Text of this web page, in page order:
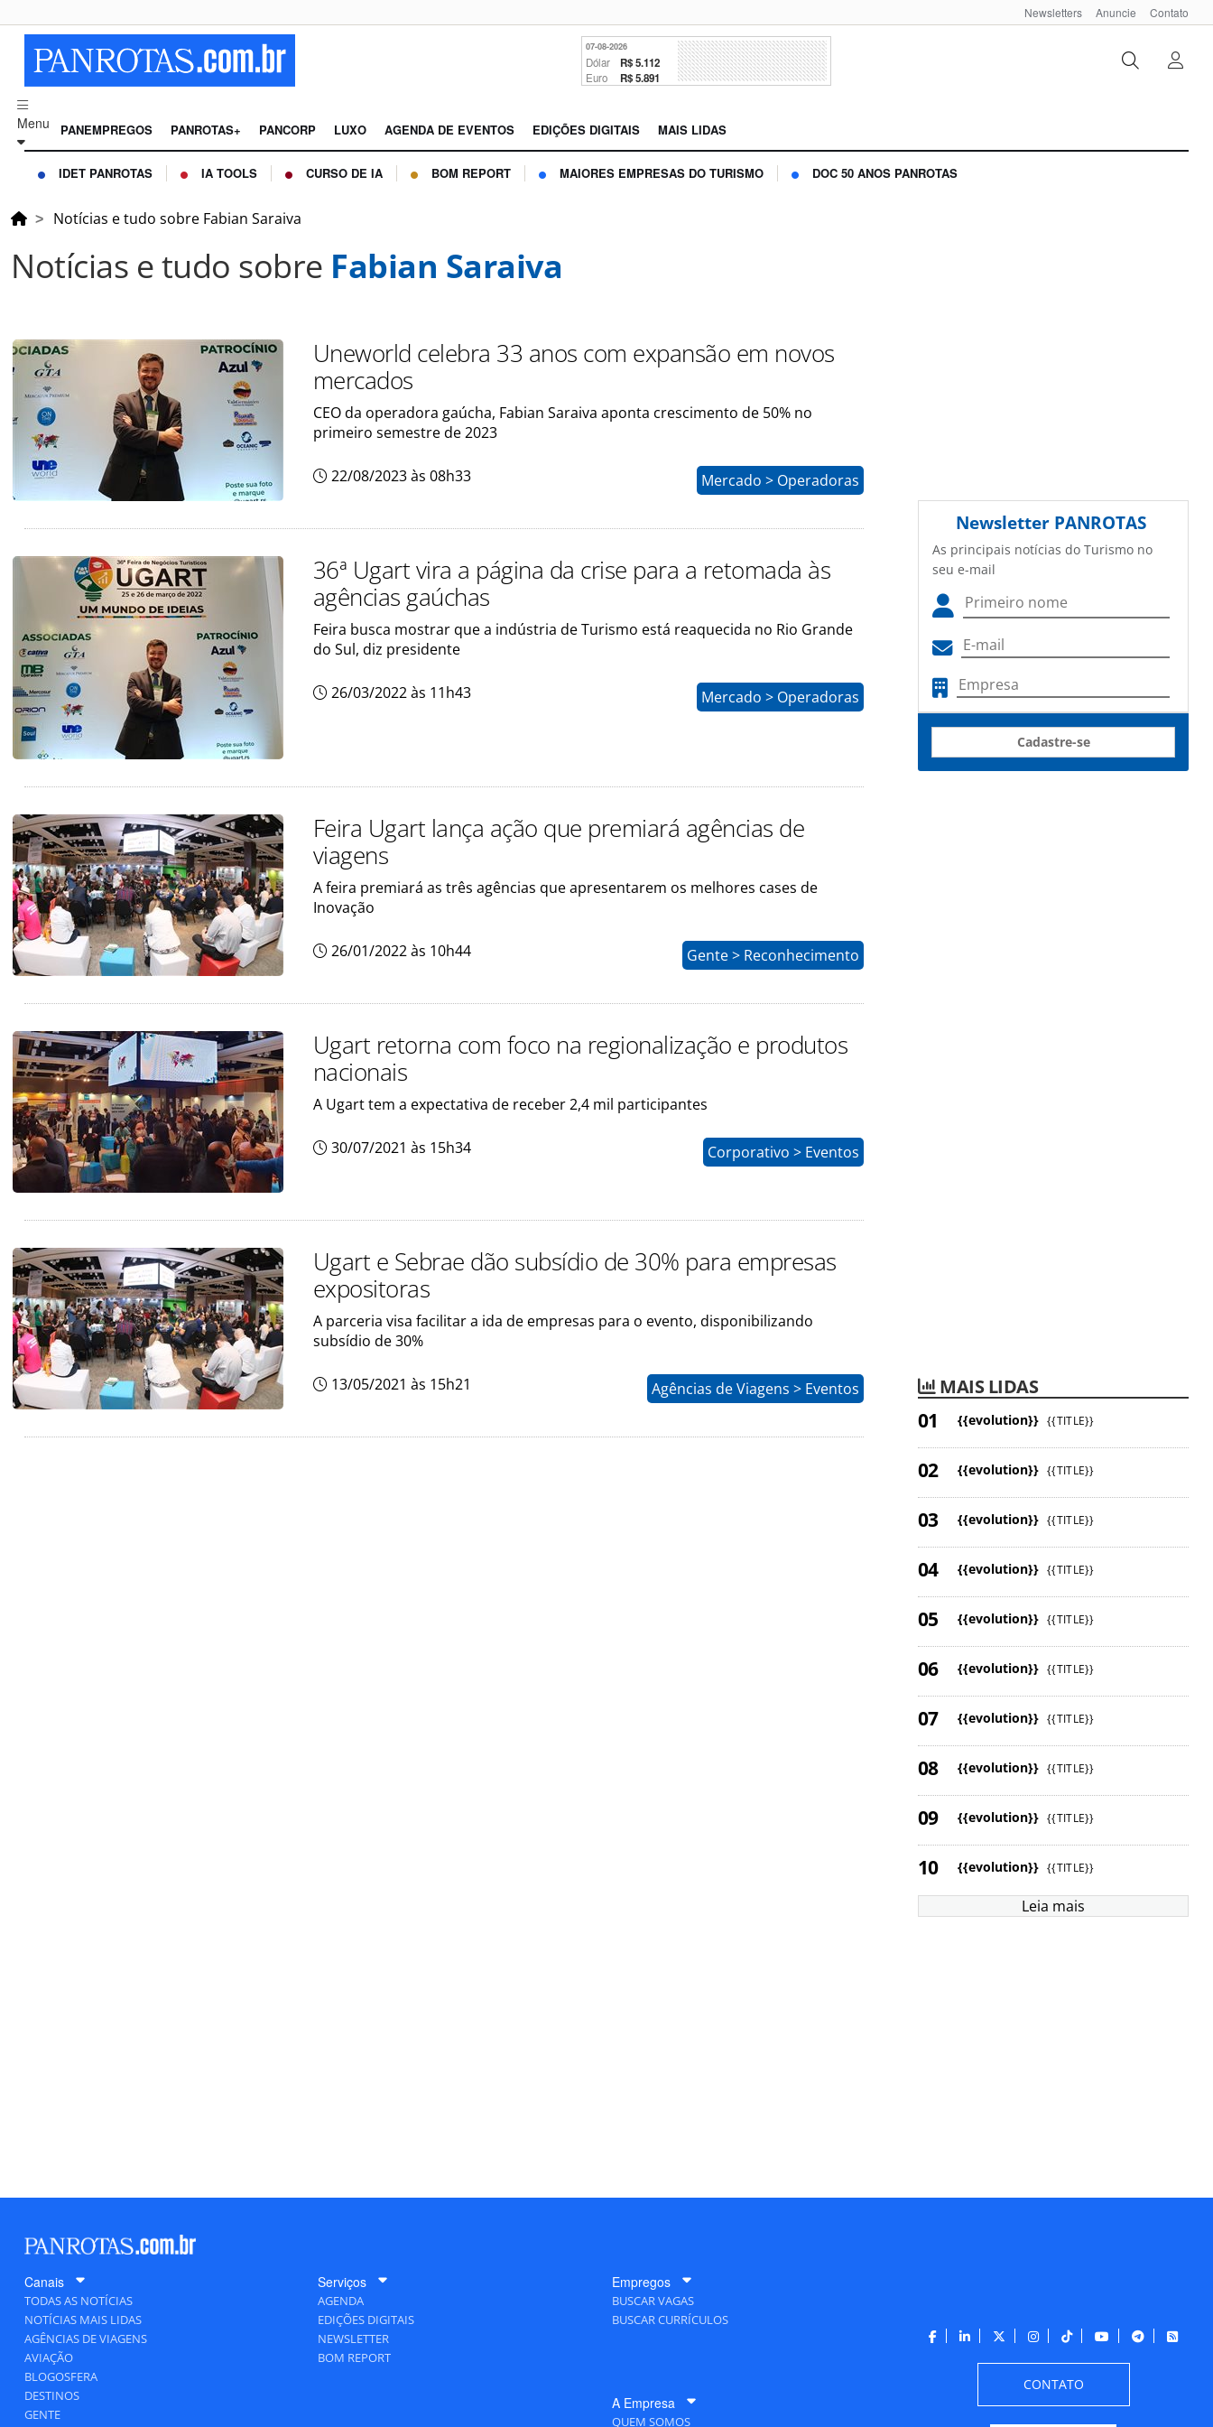
Newsletters Anuncie Contato
07-08-2026
Dólar R$ 5.112
Euro R$ 5.891
Menu PANEMPREGOS PANROTAS+ PANCORP LUXO AGENDA DE EVENTOS EDIÇÕES DIGITAIS MAIS LIDAS
IDET PANROTAS IA TOOLS CURSO DE IA BOM REPORT MAIORES EMPRESAS DO TURISMO DOC 50 ANOS PANROTAS
Notícias e tudo sobre Fabian Saraiva
Notícias e tudo sobre Fabian Saraiva
Uneworld celebra 33 anos com expansão em novos
mercados
CEO da operadora gaúcha, Fabian Saraiva aponta crescimento de 50% no
primeiro semestre de 2023
22/08/2023 às 08h33 Mercado > Operadoras
36ª Ugart vira a página da crise para a retomada às
agências gaúchas
Feira busca mostrar que a indústria de Turismo está reaquecida no Rio Grande
do Sul, diz presidente
26/03/2022 às 11h43 Mercado > Operadoras
Feira Ugart lança ação que premiará agências de
viagens
A feira premiará as três agências que apresentarem os melhores cases de
Inovação
26/01/2022 às 10h44 Gente > Reconhecimento
Ugart retorna com foco na regionalização e produtos
nacionais
A Ugart tem a expectativa de receber 2,4 mil participantes
30/07/2021 às 15h34 Corporativo > Eventos
Ugart e Sebrae dão subsídio de 30% para empresas
expositoras
A parceria visa facilitar a ida de empresas para o evento, disponibilizando
subsídio de 30%
13/05/2021 às 15h21 Agências de Viagens > Eventos
Newsletter PANROTAS
As principais notícias do Turismo no
seu e-mail
Cadastre-se
MAIS LIDAS
{{evolution}} {{TITLE}}
{{evolution}} {{TITLE}}
{{evolution}} {{TITLE}}
{{evolution}} {{TITLE}}
{{evolution}} {{TITLE}}
{{evolution}} {{TITLE}}
{{evolution}} {{TITLE}}
{{evolution}} {{TITLE}}
{{evolution}} {{TITLE}}
{{evolution}} {{TITLE}}
Leia mais
Canais
TODAS AS NOTÍCIAS
NOTÍCIAS MAIS LIDAS
AGÊNCIAS DE VIAGENS
AVIAÇÃO
BLOGOSFERA
DESTINOS
GENTE
Serviços
AGENDA
EDIÇÕES DIGITAIS
NEWSLETTER
BOM REPORT
Empregos
BUSCAR VAGAS
BUSCAR CURRÍCULOS
A Empresa
QUEM SOMOS
CONTATO